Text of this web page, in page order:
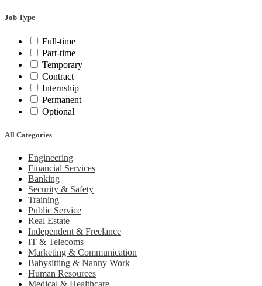
Job Type
Full-time
Part-time
Temporary
Contract
Internship
Permanent
Optional
All Categories
Engineering
Financial Services
Banking
Security & Safety
Training
Public Service
Real Estate
Independent & Freelance
IT & Telecoms
Marketing & Communication
Babysitting & Nanny Work
Human Resources
Medical & Healthcare